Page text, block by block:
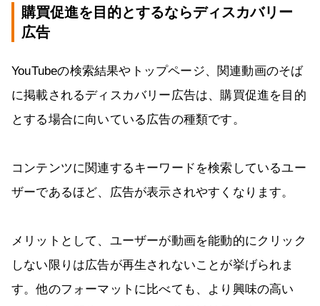
購買促進を目的とするならディスカバリー
広告
YouTubeの検索結果やトップページ、関連動画のそば
に掲載されるディスカバリー広告は、購買促進を目的
とする場合に向いている広告の種類です。
コンテンツに関連するキーワードを検索しているユー
ザーであるほど、広告が表示されやすくなります。
メリットとして、ユーザーが動画を能動的にクリック
しない限りは広告が再生されないことが挙げられま
す。他のフォーマットに比べても、より興味の高い